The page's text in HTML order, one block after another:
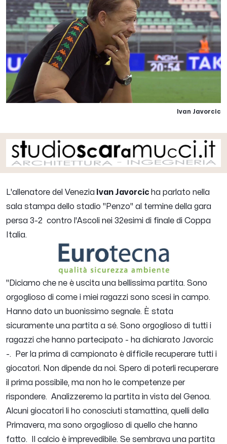
Ivan Javorcic
L'allenatore del Venezia Ivan Javorcic ha parlato nella
sala stampa dello stadio "Penzo" al termine della gara
persa 3-2 contro l'Ascoli nei 32esimi di finale di Coppa
Italia.
" Diciamo che ne è uscita una bellissima partita. Sono
orgoglioso di come i miei ragazzi sono scesi in campo.
Hanno dato un buonissimo segnale. È stata
sicuramente una partita a sé. Sono orgoglioso di tutti i
ragazzi che hanno partecipato - ha dichiarato Javorcic
-.
Per la prima di campionato è difficile recuperare tutti i
giocatori. Non dipende da noi. Spero di poterli recuperare
il prima possibile, ma non ho le competenze per
rispondere. Analizzeremo la partita in vista del Genoa.
Alcuni giocatori li ho conosciuti stamattina, quelli della
Primavera, ma sono orgoglioso di quello che hanno
fatto. Il calcio è imprevedibile. Se sembrava una partita